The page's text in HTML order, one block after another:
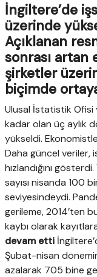
İngiltere’de
üzerinde
Açıklanan
sonrası
şirketler
biçimde
Ulusal İstatistik Ofisi
kadar olan üç aylık
yükseldi.
Daha güncel veriler,
hızlandığını
sayısı nisanda 100
seviyesindeydi.
gerileme, 2014’ten
kaybı olarak
devam etti
Şubat-nisan
azalarak 705 bine